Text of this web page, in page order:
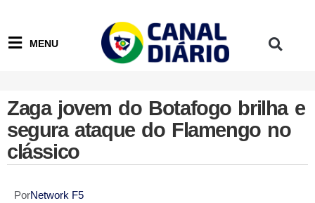
MENU
Zaga jovem do Botafogo brilha e
segura ataque do Flamengo no
clássico
PorNetwork F5